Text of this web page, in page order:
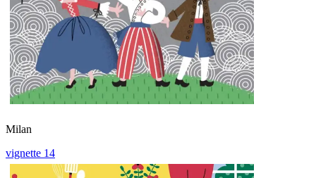
Milan
vignette 14